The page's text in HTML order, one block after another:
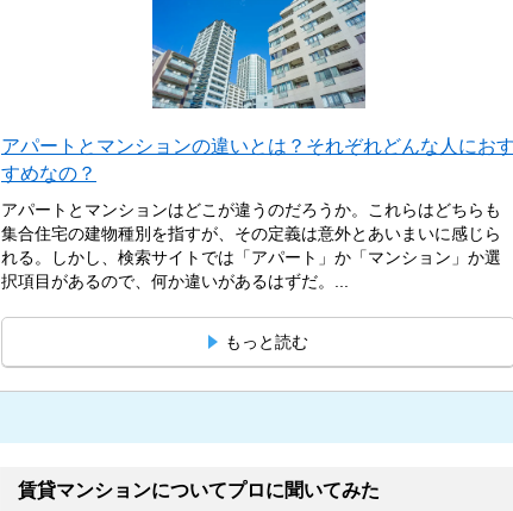
アパートとマンションの違いとは？それぞれどんな人におす
すめなの？
アパートとマンションはどこが違うのだろうか。これらはどちらも
集合住宅の建物種別を指すが、その定義は意外とあいまいに感じら
れる。しかし、検索サイトでは「アパート」か「マンション」か選
択項目があるので、何か違いがあるはずだ。...
もっと読む
賃貸マンションについてプロに聞いてみた